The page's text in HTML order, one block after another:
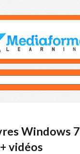
Windows 7
vidéos